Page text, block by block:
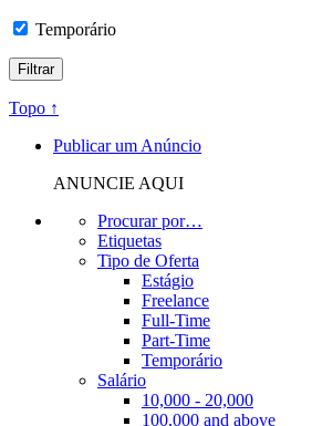
Temporário
Topo ↑
Publicar um Anúncio
ANUNCIE AQUI
Procurar por…
Etiquetas
Tipo de Oferta
Estágio
Freelance
Full-Time
Part-Time
Temporário
Salário
10,000 - 20,000
100,000 and above